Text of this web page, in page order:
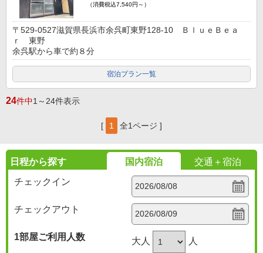
（消費税込7,540円～）
〒529-0527滋賀県長浜市余呉町東野128-10 ＢｌｕｅＢｅａ
ｒ 東野
余呉駅から車で約８分
宿泊プラン一覧
24件中1～24件表示
[ 1 全1ページ ]
日程から探す 国内宿泊
交通＋宿泊
チェックイン
チェックアウト
1部屋ご利用人数 大人 人